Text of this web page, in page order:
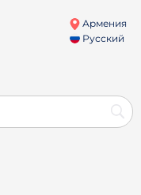
Армения
Русский